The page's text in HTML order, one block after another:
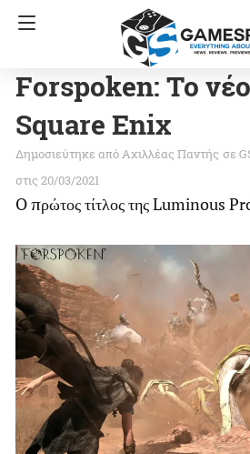
Forspoken: To
Square Enix
Αχιλλέας Παντής σε
στις 20/03/2021
O πρώτος τίτλος της Luminous